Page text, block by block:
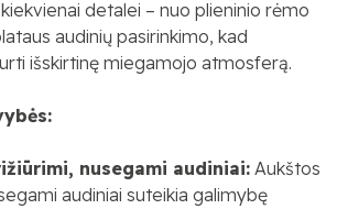
detalei – nuo plieninio rėmo
audinių pasirinkimo, kad
išskirtinę miegamojo atmosferą.
nusegami audiniai: Aukštos
audiniai suteikia galimybę